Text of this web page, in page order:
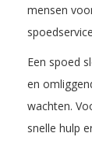
mensen
Een spoed
en
wachten.
snelle hulp